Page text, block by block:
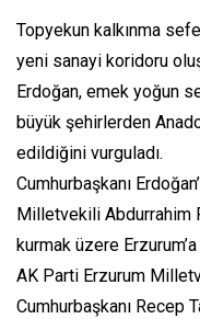
Topyekun kalkınma
yeni sanayi koridoru
Erdoğan, emek yoğun
büyük şehirlerden
edildiğini vurguladı.
Cumhurbaşkanı
Milletvekili Abdurrahim
kurmak üzere
AK Parti Erzurum
Cumhurbaşkanı Recep